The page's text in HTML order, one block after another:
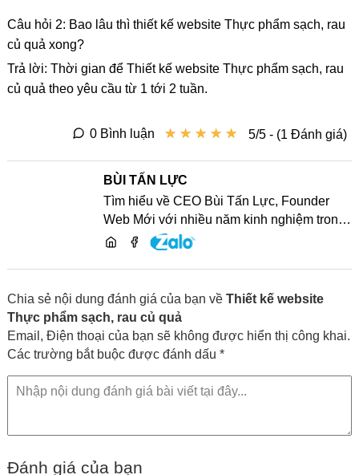
Câu hỏi 2: Bao lâu thì thiết kế website Thực phẩm sạch, rau
củ quả xong?
Trả lời: Thời gian để Thiết kế website Thực phẩm sạch, rau
củ quả theo yêu cầu từ 1 tới 2 tuần.
★ ★ ★ ★ ★
★ ★ ★ ★ ★ 5/5 - (1 Đánh giá)
0 Bình luận
BÙI TẤN LỰC
Tìm hiểu về CEO Bùi Tấn Lực, Founder
Web Mới với nhiều năm kinh nghiệm trong
lĩnh vực phát triển website, SEO và chia sẻ
Chia sẻ nội dung đánh giá của bạn về Thiết kế website
Thực phẩm sạch, rau củ quả
Email, Điện thoại của bạn sẽ không được hiển thị công khai.
Các trường bắt buộc được đánh dấu *
Đánh giá của bạn